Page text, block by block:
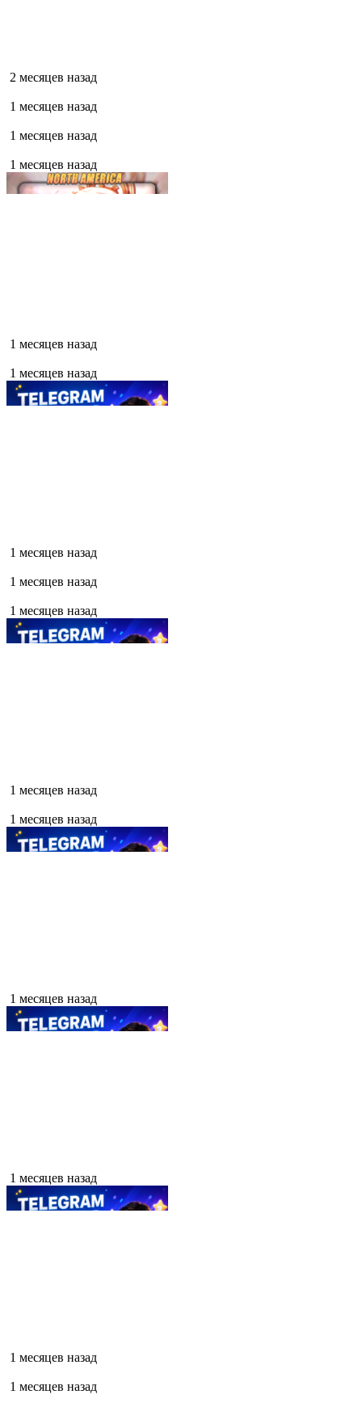
2 месяцев назад
1 месяцев назад
1 месяцев назад
1 месяцев назад
1 месяцев назад
1 месяцев назад
1 месяцев назад
1 месяцев назад
1 месяцев назад
1 месяцев назад
1 месяцев назад
1 месяцев назад
1 месяцев назад
1 месяцев назад
1 месяцев назад